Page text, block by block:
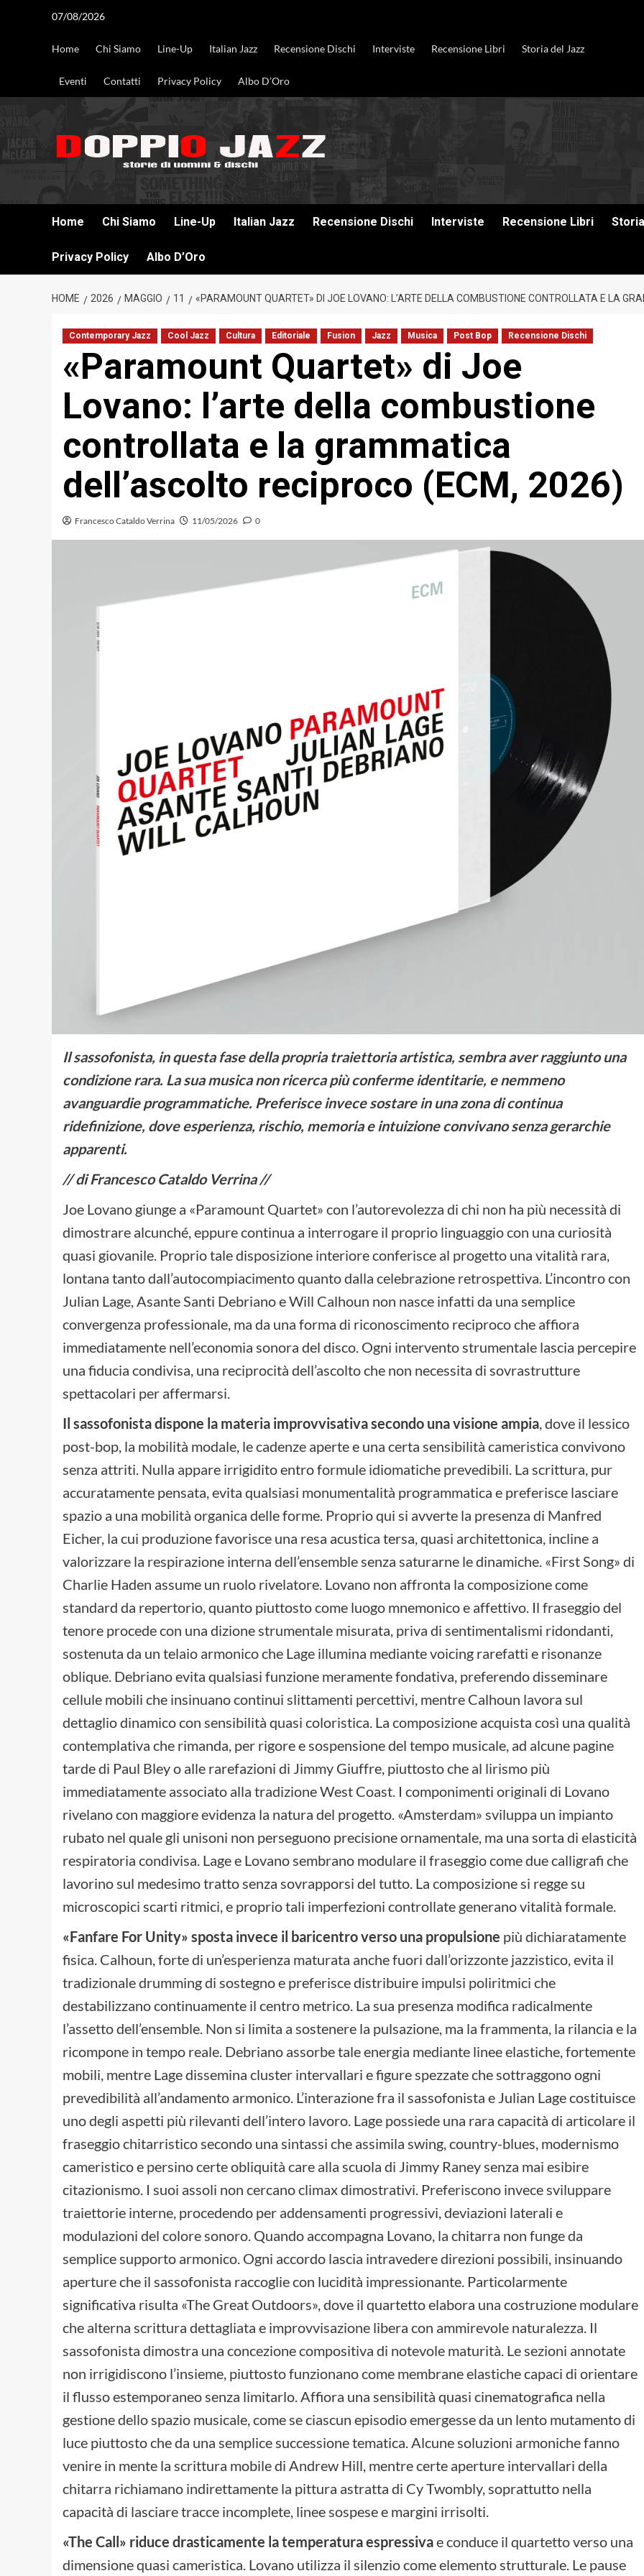
07/08/2026
Home Chi Siamo Line-Up Italian Jazz Recensione Dischi Interviste Recensione Libri Storia del Jazz
Eventi Contatti Privacy Policy Albo D’Oro
Home Chi Siamo Line-Up Italian Jazz Recensione Dischi Interviste Recensione Libri
Privacy Policy Albo D’Oro
HOME 2026 MAGGIO 11 «PARAMOUNT QUARTET» DI JOE LOVANO: L’ARTE DELLA COMBUSTIONE CONTROLLATA E LA
Contemporary Jazz Cool Jazz Cultura Editoriale Fusion Jazz Musica Post Bop Recensione Dischi
«Paramount Quartet» di Joe
Lovano: l’arte della combustione
controllata e la grammatica
dell’ascolto reciproco (ECM, 2026)
Francesco Cataldo Verrina 11/05/2026 0
Il sassofonista, in questa fase della propria traiettoria artistica, sembra aver raggiunto una
condizione rara. La sua musica non ricerca più conferme identitarie, e nemmeno
avanguardie programmatiche. Preferisce invece sostare in una zona di continua
ridefinizione, dove esperienza, rischio, memoria e intuizione convivano senza gerarchie
apparenti.
// di Francesco Cataldo Verrina //
Joe Lovano giunge a «Paramount Quartet» con l’autorevolezza di chi non ha più necessità di
dimostrare alcunché, eppure continua a interrogare il proprio linguaggio con una curiosità
quasi giovanile. Proprio tale disposizione interiore conferisce al progetto una vitalità rara,
lontana tanto dall’autocompiacimento quanto dalla celebrazione retrospettiva. L’incontro con
Julian Lage, Asante Santi Debriano e Will Calhoun non nasce infatti da una semplice
convergenza professionale, ma da una forma di riconoscimento reciproco che affiora
immediatamente nell’economia sonora del disco. Ogni intervento strumentale lascia percepire
una fiducia condivisa, una reciprocità dell’ascolto che non necessita di sovrastrutture
spettacolari per affermarsi.
Il sassofonista dispone la materia improvvisativa secondo una visione ampia, dove il lessico
post-bop, la mobilità modale, le cadenze aperte e una certa sensibilità cameristica convivono
senza attriti. Nulla appare irrigidito entro formule idiomatiche prevedibili. La scrittura, pur
accuratamente pensata, evita qualsiasi monumentalità programmatica e preferisce lasciare
spazio a una mobilità organica delle forme. Proprio qui si avverte la presenza di Manfred
Eicher, la cui produzione favorisce una resa acustica tersa, quasi architettonica, incline a
valorizzare la respirazione interna dell’ensemble senza saturarne le dinamiche. «First Song» di
Charlie Haden assume un ruolo rivelatore. Lovano non affronta la composizione come
standard da repertorio, quanto piuttosto come luogo mnemonico e affettivo. Il fraseggio del
tenore procede con una dizione strumentale misurata, priva di sentimentalismi ridondanti,
sostenuta da un telaio armonico che Lage illumina mediante voicing rarefatti e risonanze
oblique. Debriano evita qualsiasi funzione meramente fondativa, preferendo disseminare
cellule mobili che insinuano continui slittamenti percettivi, mentre Calhoun lavora sul
dettaglio dinamico con sensibilità quasi coloristica. La composizione acquista così una qualità
contemplativa che rimanda, per rigore e sospensione del tempo musicale, ad alcune pagine
tarde di Paul Bley o alle rarefazioni di Jimmy Giuffre, piuttosto che al lirismo più
immediatamente associato alla tradizione West Coast. I componimenti originali di Lovano
rivelano con maggiore evidenza la natura del progetto. «Amsterdam» sviluppa un impianto
rubato nel quale gli unisoni non perseguono precisione ornamentale, ma una sorta di elasticità
respiratoria condivisa. Lage e Lovano sembrano modulare il fraseggio come due calligrafi che
lavorino sul medesimo tratto senza sovrapporsi del tutto. La composizione si regge su
microscopici scarti ritmici, e proprio tali imperfezioni controllate generano vitalità formale.
«Fanfare For Unity» sposta invece il baricentro verso una propulsione più dichiaratamente
fisica. Calhoun, forte di un’esperienza maturata anche fuori dall’orizzonte jazzistico, evita il
tradizionale drumming di sostegno e preferisce distribuire impulsi poliritmici che
destabilizzano continuamente il centro metrico. La sua presenza modifica radicalmente
l’assetto dell’ensemble. Non si limita a sostenere la pulsazione, ma la frammenta, la rilancia e la
ricompone in tempo reale. Debriano assorbe tale energia mediante linee elastiche, fortemente
mobili, mentre Lage dissemina cluster intervallari e figure spezzate che sottraggono ogni
prevedibilità all’andamento armonico. L’interazione fra il sassofonista e Julian Lage costituisce
uno degli aspetti più rilevanti dell’intero lavoro. Lage possiede una rara capacità di articolare il
fraseggio chitarristico secondo una sintassi che assimila swing, country-blues, modernismo
cameristico e persino certe obliquità care alla scuola di Jimmy Raney senza mai esibire
citazionismo. I suoi assoli non cercano climax dimostrativi. Preferiscono invece sviluppare
traiettorie interne, procedendo per addensamenti progressivi, deviazioni laterali e
modulazioni del colore sonoro. Quando accompagna Lovano, la chitarra non funge da
semplice supporto armonico. Ogni accordo lascia intravedere direzioni possibili, insinuando
aperture che il sassofonista raccoglie con lucidità impressionante. Particolarmente
significativa risulta «The Great Outdoors», dove il quartetto elabora una costruzione modulare
che alterna scrittura dettagliata e improvvisazione libera con ammirevole naturalezza. Il
sassofonista dimostra una concezione compositiva di notevole maturità. Le sezioni annotate
non irrigidiscono l’insieme, piuttosto funzionano come membrane elastiche capaci di orientare
il flusso estemporaneo senza limitarlo. Affiora una sensibilità quasi cinematografica nella
gestione dello spazio musicale, come se ciascun episodio emergesse da un lento mutamento di
luce piuttosto che da una semplice successione tematica. Alcune soluzioni armoniche fanno
venire in mente la scrittura mobile di Andrew Hill, mentre certe aperture intervallari della
chitarra richiamano indirettamente la pittura astratta di Cy Twombly, soprattutto nella
capacità di lasciare tracce incomplete, linee sospese e margini irrisolti.
«The Call» riduce drasticamente la temperatura espressivae conduce il quartetto verso una
dimensione quasi cameristica. Lovano utilizza il silenzio come elemento strutturale. Le pause